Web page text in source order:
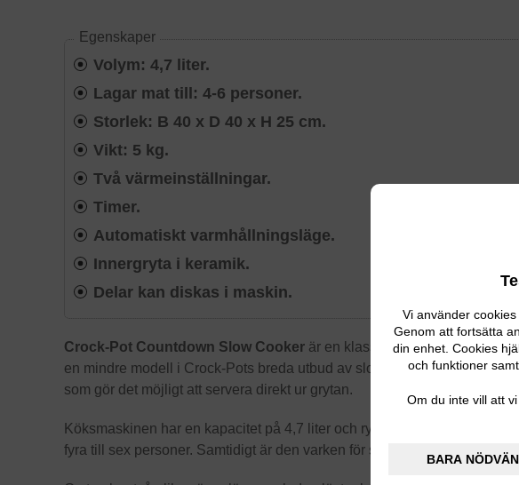
Vi använder
Genom att fortsätta
din enhet. Cookies
och funktioner
Om du inte vill att
BARA
Egenskaper
Volym: 4,7 liter.
Lagar mat till: 4-6 personer.
Storlek: B 40 x D 40 x H 25 cm.
Vikt: 5 kg.
Två värmeinställningar.
Timer.
Automatiskt varmhållningsläge.
Innergryta i keramik.
Delar kan diskas i maskin.
Crock-Pot Countdown Slow Cooker är en klassisk variant. Den
en mindre modell i Crock-Pots breda utbud av slow cookers. Den är i
som gör det möjligt att servera direkt ur grytan.
Köksmaskinen har en kapacitet på 4,7 liter och rymmer utan problem
fyra till sex personer. Samtidigt är den varken för stor eller otymplig.